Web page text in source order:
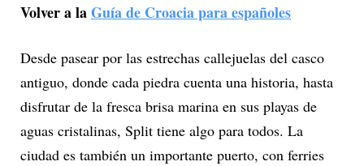
Volver a laGuía de Croacia para españoles
Desde pasear por las estrechas callejuelas del casco
antiguo, donde cada piedra cuenta una historia, hasta
disfrutar de la fresca brisa marina en sus playas de
aguas cristalinas, Split tiene algo para todos. La
ciudad es también un importante puerto, con ferries